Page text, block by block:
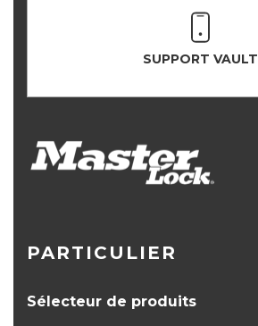
SUPPORT VAULT
PARTICULIER
Sélecteur de produits